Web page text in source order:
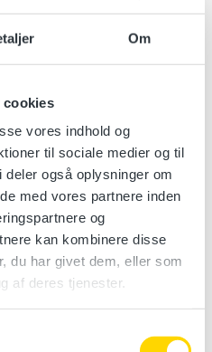
Om
cookies
vores indhold og
til sociale medier og til
også oplysninger om
med vores partnere inden
og
kan kombinere disse
du har givet dem, eller som
af deres tjenester.
Ærøvej 9, 7680